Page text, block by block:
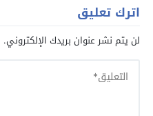
اترك تعليق
لن يتم نشر عنوان بريدك الإلكتروني.